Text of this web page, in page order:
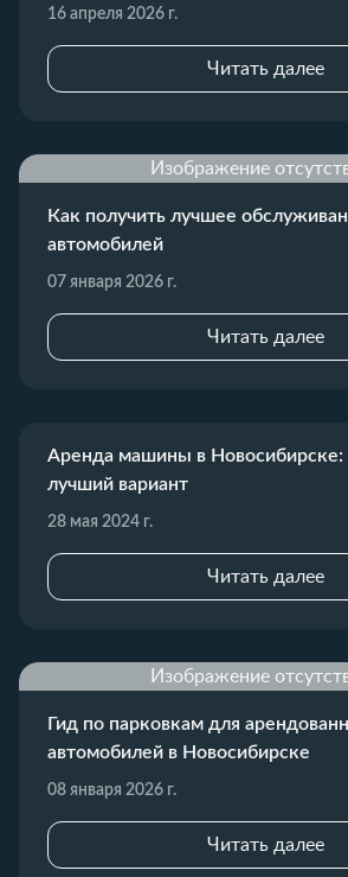
16 апреля 2026 г.
Читать далее
Изображение
Как получить лучшее
автомобилей
07 января 2026 г.
Читать далее
Аренда машины в Новосибирске:
лучший вариант
28 мая 2024 г.
Читать далее
Изображение
Гид по парковкам для
автомобилей в Новосибирске
08 января 2026 г.
Читать далее